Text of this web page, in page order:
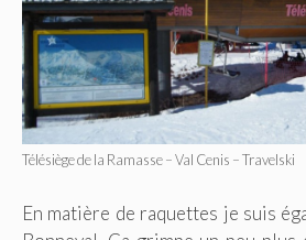
Télésiège de la Ramasse – Val Cenis – Travelski
En matière de raquettes je suis